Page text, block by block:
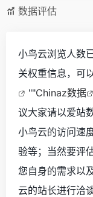
数据评估
小鸟云浏览人数
关权重信息，可
""Chinaz数据
议大家请以爱站
小鸟云的访问速
验等；当然要评
您自身的需求以
云的站长进行洽